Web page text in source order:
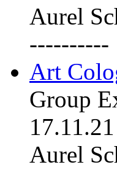
Aurel
----------
Art
Group
17.11.21
Aurel